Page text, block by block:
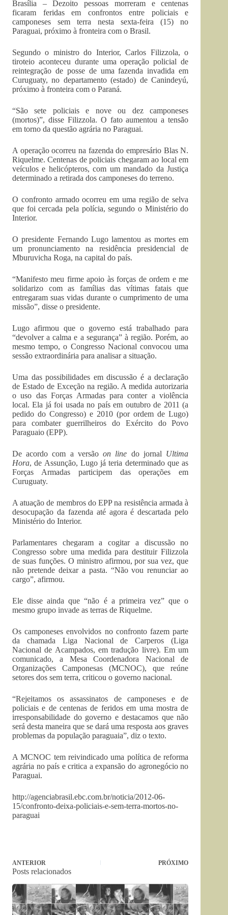
Brasília – Dezoito pessoas morreram e centenas
ficaram feridas em confrontos entre policiais e
camponeses sem terra nesta sexta-feira (15) no
Paraguai, próximo à fronteira com o Brasil.
Segundo o ministro do Interior, Carlos Filizzola, o
tiroteio aconteceu durante uma operação policial de
reintegração de posse de uma fazenda invadida em
Curuguaty, no departamento (estado) de Canindeyú,
próximo à fronteira com o Paraná.
“São sete policiais e nove ou dez camponeses
(mortos)”, disse Filizzola. O fato aumentou a tensão
em torno da questão agrária no Paraguai.
A operação ocorreu na fazenda do empresário Blas N.
Riquelme. Centenas de policiais chegaram ao local em
veículos e helicópteros, com um mandado da Justiça
determinado a retirada dos camponeses do terreno.
O confronto armado ocorreu em uma região de selva
que foi cercada pela polícia, segundo o Ministério do
Interior.
O presidente Fernando Lugo lamentou as mortes em
um pronunciamento na residência presidencial de
Mburuvicha Roga, na capital do país.
“Manifesto meu firme apoio às forças de ordem e me
solidarizo com as famílias das vítimas fatais que
entregaram suas vidas durante o cumprimento de uma
missão”, disse o presidente.
Lugo afirmou que o governo está trabalhado para
“devolver a calma e a segurança” à região. Porém, ao
mesmo tempo, o Congresso Nacional convocou uma
sessão extraordinária para analisar a situação.
Uma das possibilidades em discussão é a declaração
de Estado de Exceção na região. A medida autorizaria
o uso das Forças Armadas para conter a violência
local. Ela já foi usada no país em outubro de 2011 (a
pedido do Congresso) e 2010 (por ordem de Lugo)
para combater guerrilheiros do Exército do Povo
Paraguaio (EPP).
De acordo com a versãoon line do jornal Ultima
Hora, de Assunção, Lugo já teria determinado que as
Forças Armadas participem das operações em
Curuguaty.
A atuação de membros do EPP na resistência armada à
desocupação da fazenda até agora é descartada pelo
Ministério do Interior.
Parlamentares chegaram a cogitar a discussão no
Congresso sobre uma medida para destituir Filizzola
de suas funções. O ministro afirmou, por sua vez, que
não pretende deixar a pasta. “Não vou renunciar ao
cargo”, afirmou.
Ele disse ainda que “não é a primeira vez” que o
mesmo grupo invade as terras de Riquelme.
Os camponeses envolvidos no confronto fazem parte
da chamada Liga Nacional de Carperos (Liga
Nacional de Acampados, em tradução livre). Em um
comunicado, a Mesa Coordenadora Nacional de
Organizações Camponesas (MCNOC), que reúne
setores dos sem terra, criticou o governo nacional.
“Rejeitamos os assassinatos de camponeses e de
policiais e de centenas de feridos em uma mostra de
irresponsabilidade do governo e destacamos que não
será desta maneira que se dará uma resposta aos graves
problemas da população paraguaia”, diz o texto.
A MCNOC tem reivindicado uma política de reforma
agrária no país e critica a expansão do agronegócio no
Paraguai.
http://agenciabrasil.ebc.com.br/noticia/2012-06-
15/confronto-deixa-policiais-e-sem-terra-mortos-no-
paraguai
ANTERIOR PRÓXIMO
Posts relacionados